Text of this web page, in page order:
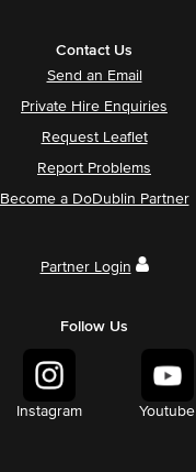
Contact Us
Send an Email
Private Hire Enquiries
Request Leaflet
Report Problems
Become a DoDublin Partner
Partner Login
Follow Us
Instagram Youtube